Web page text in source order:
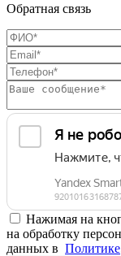
Обратная связь
Нажимая на
на обработку
данных в Политике